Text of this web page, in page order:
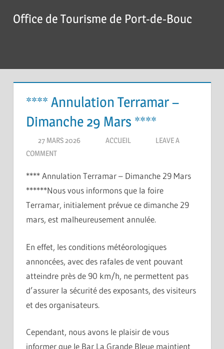
Office de Tourisme de Port-de-Bouc
**** Annulation Terramar –
Dimanche 29 Mars ****
27 MARS 2026 ACCUEIL
LEAVE A
COMMENT
**** Annulation Terramar – Dimanche 29 Mars
******Nous vous informons que la foire
Terramar, initialement prévue ce dimanche 29
mars, est malheureusement annulée.
En effet, les conditions météorologiques
annoncées, avec des rafales de vent pouvant
atteindre près de 90 km/h, ne permettent pas
d’assurer la sécurité des exposants, des visiteurs
et des organisateurs.
Cependant, nous avons le plaisir de vous
informer que le Bar La Grande Bleue maintient